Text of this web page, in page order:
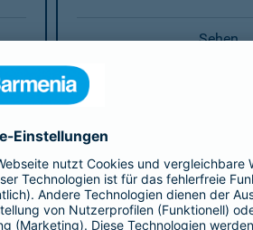
Sehen
Heben/